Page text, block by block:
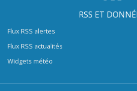
RSS ET
Flux RSS alertes
Flux RSS actualités
Widgets météo